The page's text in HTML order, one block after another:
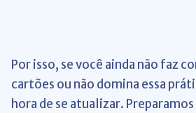
Por isso, se você ainda não faz
cartões ou não domina essa
hora de se atualizar. Preparamos